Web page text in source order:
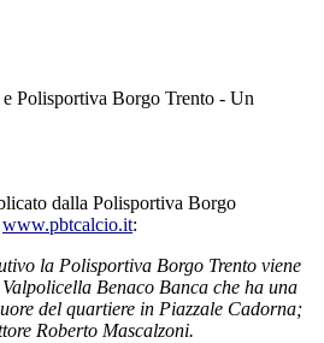
Polisportiva Borgo Trento - Un
dalla Polisportiva Borgo
www.pbtcalcio.it:
la Polisportiva Borgo Trento viene
Benaco Banca che ha una
del quartiere in Piazzale Cadorna;
Roberto Mascalzoni.